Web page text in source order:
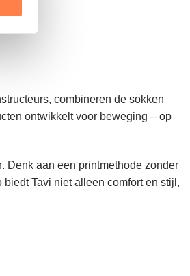
combineren de sokken
ontwikkelt voor beweging – op
Denk aan een printmethode zonder
Tavi niet alleen comfort en stijl,